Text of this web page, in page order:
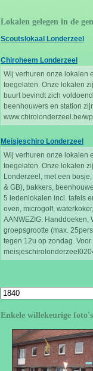
Lokalen gelegen in de
Scoutslokaal Londerzeel
Chiroheem Londerzeel
Wij verhuren onze lokalen
toegelaten. Onze lokalen
buurt bevindt zich
beenhouwers en station
www.chirolonderzeel.be/
Meisjeschiro Londerzeel
Wij verhuren onze lokalen
toegelaten. Onze lokalen
Londerzeel, met een
& GB), bakkers,
5 ledenlokalen incl. tafels
oven, microgolf,
AANWEZIG: Handdoeken,
groepsgrootte (max.
tegen 12u op zondag.
Enkele willekeurige